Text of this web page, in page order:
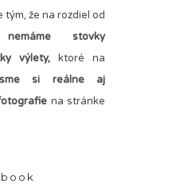
tým, že na rozdiel od
stovky
výlety, ktoré na
si reálne aj
na stránke